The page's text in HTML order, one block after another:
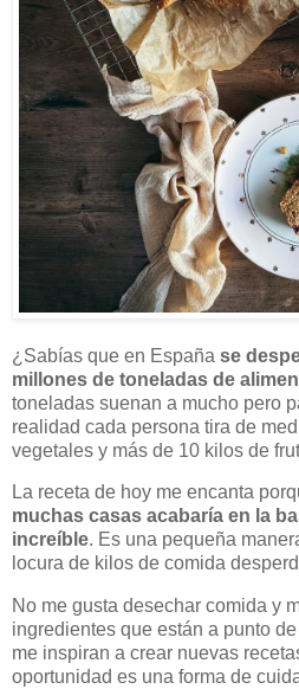
¿Sabías que en España se
millones de toneladas de
toneladas suenan a mucho pero
realidad cada persona tira de
vegetales y más de 10 kilos de
La receta de hoy me encanta
muchas casas acabaría en la
increíble. Es una pequeña
locura de kilos de comida
No me gusta desechar comida y
ingredientes que están a punto
me inspiran a crear nuevas
oportunidad es una forma de